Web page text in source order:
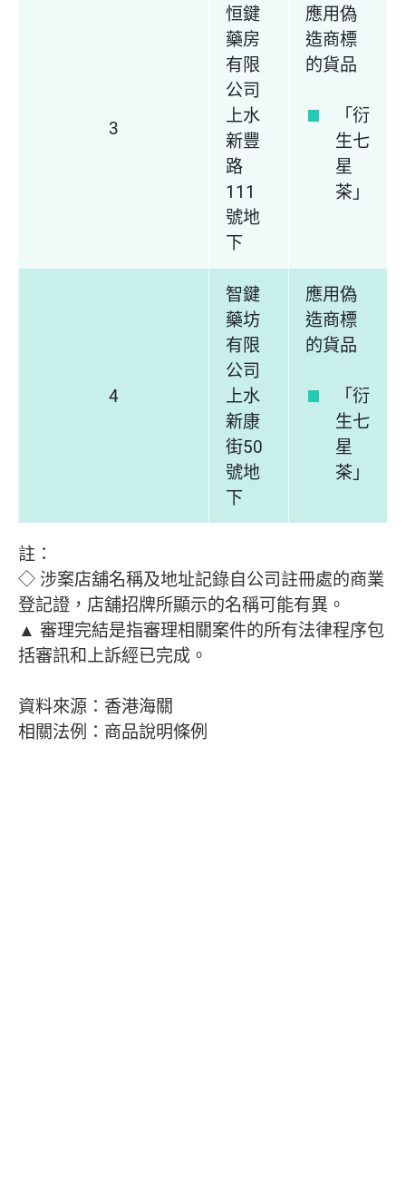
3
恒鍵
藥房
有限
公司
上水
新豐
路
111
號地
下
應用偽
造商標
的貨品
「衍
生七
星
茶」
4
智鍵
藥坊
有限
公司
上水
新康
街50
號地
下
應用偽
造商標
的貨品
「衍
生七
星
茶」
註：
◇ 涉案店舖名稱及地址記錄自公司註冊處的商業
登記證，店舖招牌所顯示的名稱可能有異。
▲ 審理完結是指審理相關案件的所有法律程序包
括審訊和上訴經已完成。
資料來源：香港海關
相關法例：商品說明條例